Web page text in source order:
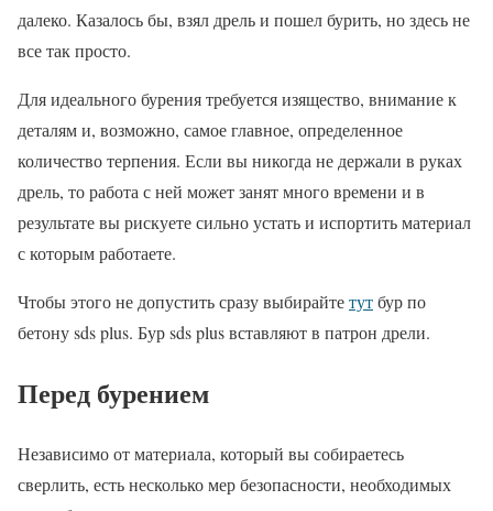
далеко. Казалось бы, взял дрель и пошел бурить, но здесь не
все так просто.
Для идеального бурения требуется изящество, внимание к
деталям и, возможно, самое главное, определенное
количество терпения. Если вы никогда не держали в руках
дрель, то работа с ней может занят много времени и в
результате вы рискуете сильно устать и испортить материал
с которым работаете.
Чтобы этого не допустить сразу выбирайтетутбур по
бетону sds plus. Бур sds plus вставляют в патрон дрели.
Перед бурением
Независимо от материала, который вы собираетесь
сверлить, есть несколько мер безопасности, необходимых